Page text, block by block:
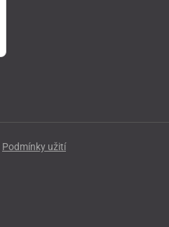
Podmínky užití